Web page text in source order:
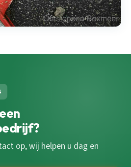
op, wij helpen u dag en